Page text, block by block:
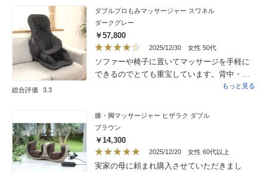
はみ出るのではみ出た部分にクッションを置
いて使用しています。座る部分にお尻を置い
て寝たら頭を揉まれてしまうので、腰の所に
お尻を置いて使いました。坐骨神経がひどく
なりました。
総合評価 3.3
ダブルプロもみマッサージャー スワネル
ダークグレー
￥57,800
2025/12/30 女性 50代
ソファーや椅子に置いてマッサージを手軽に
できるのでとても重宝しています。背中・腰
をほぐせて立ち仕事をしている私の身体を癒
ファーに置いて使ってるのですが少し位置が
高いかな…その分、後頭部は揉みほぐしても
らってる感じです（笑）
もっと見る
膝・脚マッサージャー ヒザラク ダブル
ブラウン
￥14,300
2025/12/20 女性 60代以上
実家の母に頼まれ購入させていただきまし